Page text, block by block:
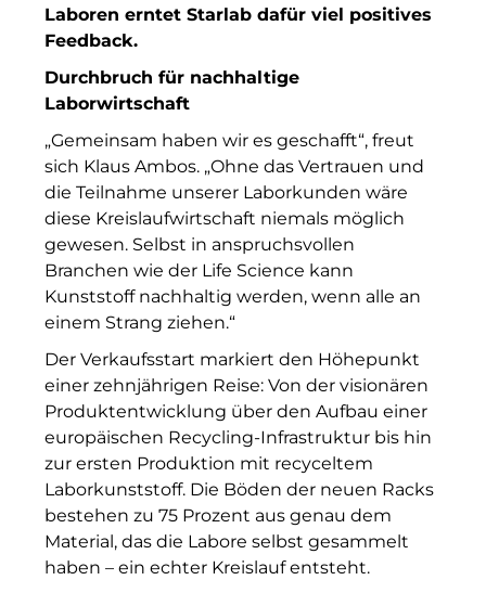
Lenbachhaus
LNGVTY
Malerei & Auftragsmalerei Nikolaus Kriese
MünchenBau
Munich Airport Business Park
Münchner Wohnen
National Center for Waste Management
Neue Mitte Fürth
Neuhausen Neudenken
Optima_Hammer
PAULUS Immobiliengruppe
Laboren erntet Starlab dafür viel positives
Feedback.
Durchbruch für nachhaltige
Laborwirtschaft
„Gemeinsam haben wir es geschafft“, freut
sich Klaus Ambos. „Ohne das Vertrauen und
die Teilnahme unserer Laborkunden wäre
diese Kreislaufwirtschaft niemals möglich
gewesen. Selbst in anspruchsvollen
Branchen wie der Life Science kann
Kunststoff nachhaltig werden, wenn alle an
einem Strang ziehen.“
Der Verkaufsstart markiert den Höhepunkt
einer zehnjährigen Reise: Von der visionären
Produktentwicklung über den Aufbau einer
europäischen Recycling-Infrastruktur bis hin
zur ersten Produktion mit recyceltem
Laborkunststoff. Die Böden der neuen Racks
bestehen zu 75 Prozent aus genau dem
Material, das die Labore selbst gesammelt
haben – ein echter Kreislaufentsteht.